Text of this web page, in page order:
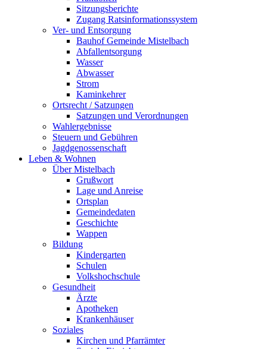
Sitzungsberichte
Zugang Ratsinformationssystem
Ver- und Entsorgung
Bauhof Gemeinde Mistelbach
Abfallentsorgung
Wasser
Abwasser
Strom
Kaminkehrer
Ortsrecht / Satzungen
Satzungen und Verordnungen
Wahlergebnisse
Steuern und Gebühren
Jagdgenossenschaft
Leben & Wohnen
Über Mistelbach
Grußwort
Lage und Anreise
Ortsplan
Gemeindedaten
Geschichte
Wappen
Bildung
Kindergarten
Schulen
Volkshochschule
Gesundheit
Ärzte
Apotheken
Krankenhäuser
Soziales
Kirchen und Pfarrämter